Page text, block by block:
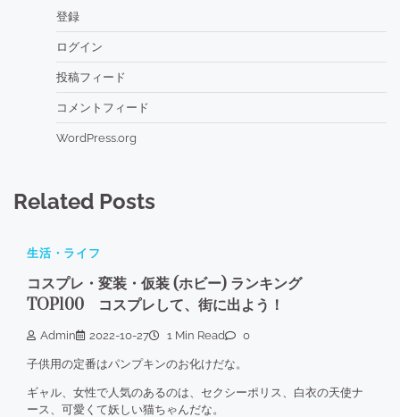
登録
ログイン
投稿フィード
コメントフィード
WordPress.org
Related Posts
生活・ライフ
コスプレ・変装・仮装 (ホビー) ランキング
TOP100 コスプレして、街に出よう！
Admin 2022-10-27 1 Min Read 0
子供用の定番はパンプキンのお化けだな。
ギャル、女性で人気のあるのは、セクシーポリス、白衣の天使ナ
ース、可愛くて妖しい猫ちゃんだな。